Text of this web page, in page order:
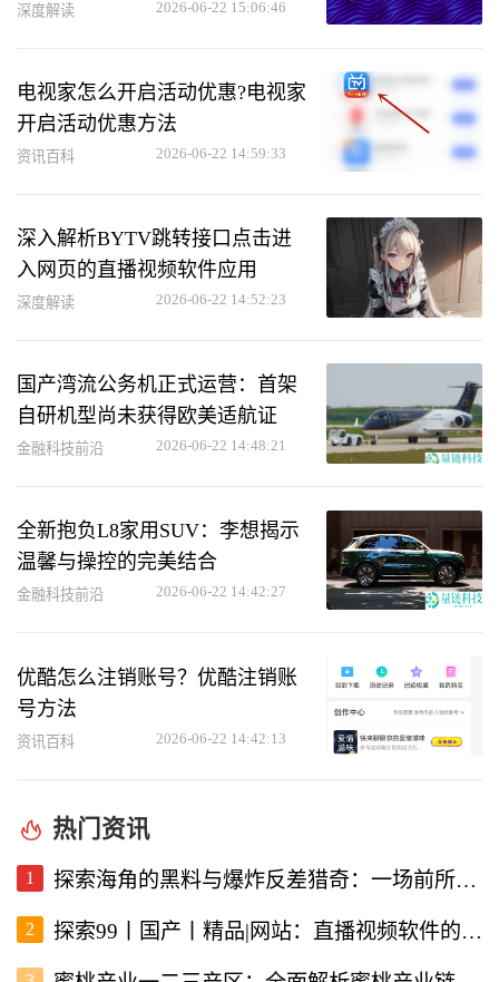
深度解读 2026-06-22 15:06:46
电视家怎么开启活动优惠?电视家
开启活动优惠方法
资讯百科 2026-06-22 14:59:33
深入解析BYTV跳转接口点击进
入网页的直播视频软件应用
深度解读 2026-06-22 14:52:23
国产湾流公务机正式运营：首架
自研机型尚未获得欧美适航证
金融科技前沿 2026-06-22 14:48:21
全新抱负L8家用SUV：李想揭示
温馨与操控的完美结合
金融科技前沿 2026-06-22 14:42:27
优酷怎么注销账号？优酷注销账
号方法
资讯百科 2026-06-22 14:42:13
热门资讯
1 探索海角的黑料与爆炸反差猎奇：一场前所未有的直播视频体验
2 探索99丨国产丨精品|网站：直播视频软件的新选择